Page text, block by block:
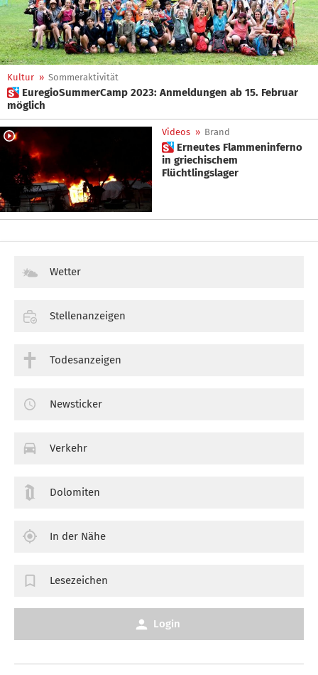
Kultur » Sommeraktivität
 EuregioSummerCamp 2023: Anmeldungen ab 15. Februar
möglich
Videos » Brand
 Erneutes Flammeninferno
in griechischem
Flüchtlingslager
Wetter
Stellenanzeigen
Todesanzeigen
Newsticker
Verkehr
Dolomiten
In der Nähe
Lesezeichen
Login